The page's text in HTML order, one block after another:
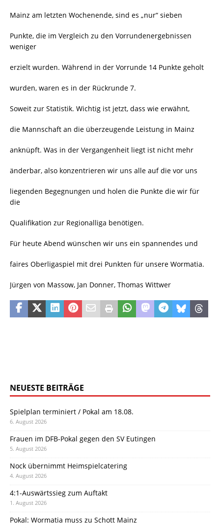
Mainz am letzten Wochenende, sind es „nur“ sieben
Punkte, die im Vergleich zu den Vorrundenergebnissen
weniger
erzielt wurden. Während in der Vorrunde 14 Punkte geholt
wurden, waren es in der Rückrunde 7.
Soweit zur Statistik. Wichtig ist jetzt, dass wie erwähnt,
die Mannschaft an die überzeugende Leistung in Mainz
anknüpft. Was in der Vergangenheit liegt ist nicht mehr
änderbar, also konzentrieren wir uns alle auf die vor uns
liegenden Begegnungen und holen die Punkte die wir für
die
Qualifikation zur Regionalliga benötigen.
Für heute Abend wünschen wir uns ein spannendes und
faires Oberligaspiel mit drei Punkten für unsere Wormatia.
Jürgen von Massow, Jan Donner, Thomas Wittwer
NEUESTE BEITRÄGE
Spielplan terminiert / Pokal am 18.08.
6. August 2026
Frauen im DFB-Pokal gegen den SV Eutingen
5. August 2026
Nock übernimmt Heimspielcatering
4. August 2026
4:1-Auswärtssieg zum Auftakt
1. August 2026
Pokal: Wormatia muss zu Schott Mainz